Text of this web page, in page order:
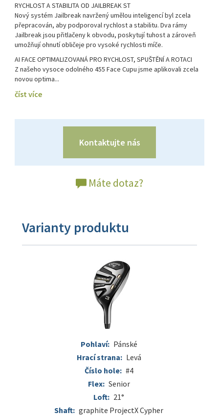
RYCHLOST A STABILITA OD JAILBREAK ST
Nový systém Jailbreak navržený umělou inteligencí byl zcela
přepracován, aby podporoval rychlost a stabilitu. Dva rámy
Jailbreak jsou přitlačeny k obvodu, poskytují tuhost a zároveň
umožňují ohnutí obličeje pro vysoké rychlosti míče.
AI FACE OPTIMALIZOVANÁ PRO RYCHLOST, SPUŠTĚNÍ A ROTACI
Z našeho vysoce odolného 455 Face Cupu jsme aplikovali zcela
novou optima...
číst více
Kontaktujte nás
Máte dotaz?
Varianty produktu
Pohlaví: Pánské
Hrací strana: Levá
Číslo hole: #4
Flex: Senior
Loft: 21°
Shaft: graphite ProjectX Cypher